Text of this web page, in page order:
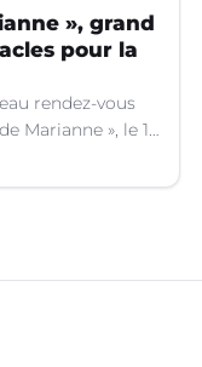
», grand
pour la
rendez-vous
Marianne », le 13